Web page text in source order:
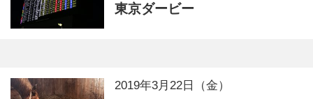
東京ダービー
2019年3月22日（金）